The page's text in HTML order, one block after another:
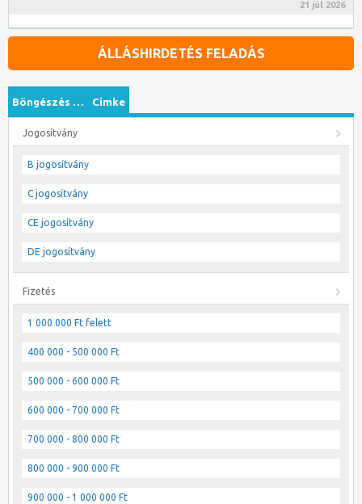
21 júl 2026
ÁLLÁSHIRDETÉS FELADÁS
Böngészés … Címke
Jogosítvány
B jogosítvány
C jogosítvány
CE jogosítvány
DE jogosítvány
Fizetés
1 000 000 Ft felett
400 000 - 500 000 Ft
500 000 - 600 000 Ft
600 000 - 700 000 Ft
700 000 - 800 000 Ft
800 000 - 900 000 Ft
900 000 - 1 000 000 Ft